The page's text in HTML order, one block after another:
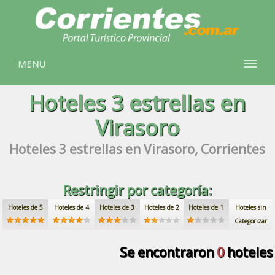
MENU
Hoteles3 estrellasen
Virasoro
Hoteles3 estrellas en Virasoro, Corrientes
Restringir por categoría:
Hoteles de 5 Hoteles de 4 Hoteles de 3 Hoteles de 2 Hoteles de 1
Hoteles sin
Categorizar
Se encontraron0hoteles